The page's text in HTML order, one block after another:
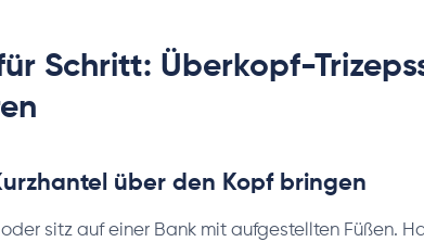
Schritt: Überkopf-
über den Kopf bringen
sitz auf einer Bank mit aufgestellten Füßen.